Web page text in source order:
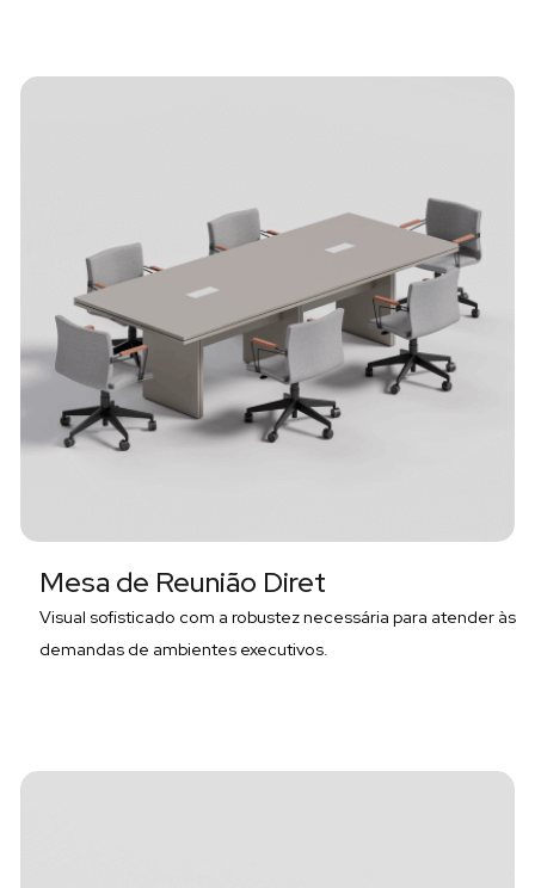
Mesa de Reunião Diret
Visual sofisticado com a robustez necessária para atender às
demandas de ambientes executivos.